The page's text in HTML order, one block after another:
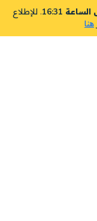
. للإطلاع
هنا